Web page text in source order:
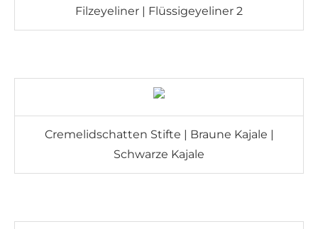
Filzeyeliner | Flüssigeyeliner 2
Cremelidschatten Stifte | Braune Kajale |
Schwarze Kajale